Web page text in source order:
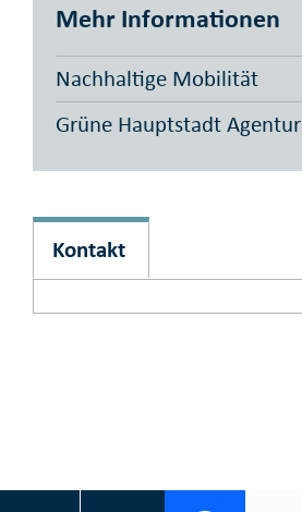
Mehr Informationen
Nachhaltige Mobilität
Grüne Hauptstadt Agentur
Kontakt